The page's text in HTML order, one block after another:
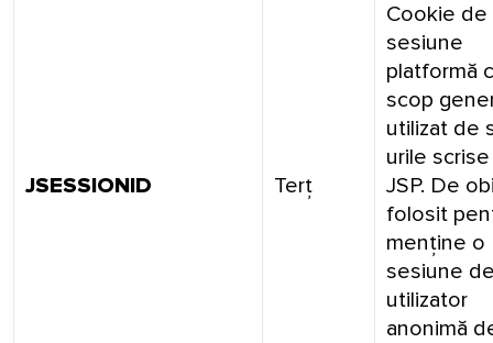
JSESSIONID Terț
Cookie de
sesiune
platformă
scop
utilizat de
urile
JSP. De
folosit
menține o
sesiune
utilizator
anonimă